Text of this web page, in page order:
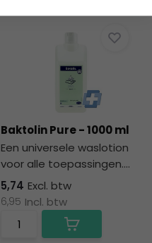
Baktolin Pure - 1000 ml
Een universele waslotion
voor alle toepassingen....
5,74 Excl. btw
6,95 Incl. btw